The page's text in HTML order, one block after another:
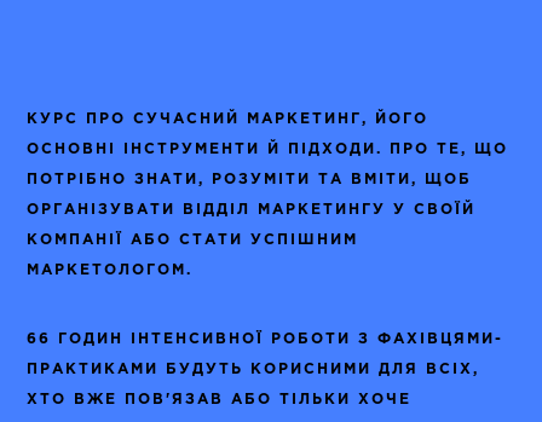
КУРС ПРО СУЧАСНИЙ МАРКЕТИНГ, ЙОГО
ОСНОВНІ ІНСТРУМЕНТИ Й ПІДХОДИ. ПРО ТЕ, ЩО
ПОТРІБНО ЗНАТИ, РОЗУМІТИ ТА ВМІТИ, ЩОБ
ОРГАНІЗУВАТИ ВІДДІЛ МАРКЕТИНГУ У СВОЇЙ
КОМПАНІЇ АБО СТАТИ УСПІШНИМ
МАРКЕТОЛОГОМ.
66 ГОДИН ІНТЕНСИВНОЇ РОБОТИ З ФАХІВЦЯМИ-
ПРАКТИКАМИ БУДУТЬ КОРИСНИМИ ДЛЯ ВСІХ,
ХТО ВЖЕ ПОВ'ЯЗАВ АБО ТІЛЬКИ ХОЧЕ